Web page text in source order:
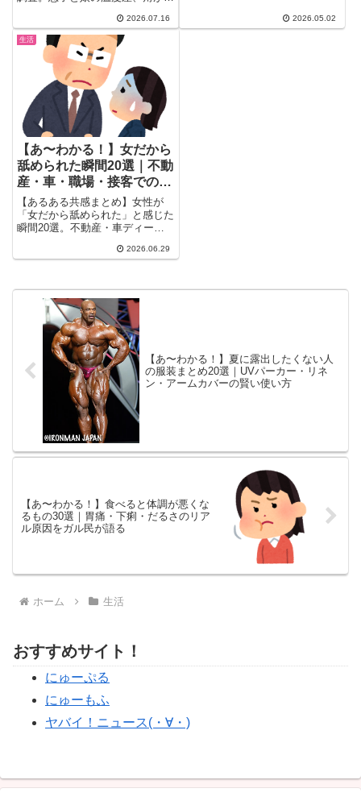
ちゃんこの実例まで、リアルな声
を25選まとめました。
2026.07.16 2026.05.02
生活
【あ〜わかる！】女だから
舐められた瞬間20選｜不動
産・車・職場・接客でのリ
アル体験談
【あるある共感まとめ】女性が
「女だから舐められた」と感じた
瞬間20選。不動産・車ディーラ
験をガル民がぶっちゃけ。男性が
リアルな声を集めました。
2026.06.29
【あ〜わかる！】夏に露出したくない人
の服装まとめ20選｜UVパーカー・リネ
ン・アームカバーの賢い使い方
【あ〜わかる！】食べると体調が悪くな
るもの30選｜胃痛・下痢・だるさのリア
ル原因をガル民が語る
ホーム 生活
おすすめサイト！
にゅーぷる
にゅーもふ
ヤバイ！ニュース(・∀・)